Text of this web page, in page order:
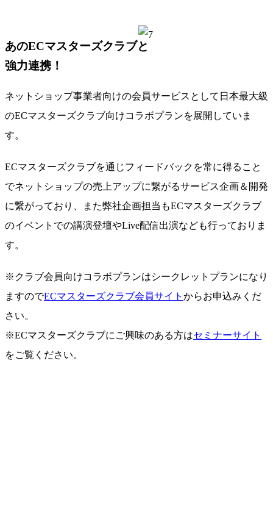
あのECマスターズクラブと
強力連携！
ネットショップ事業者向けの会員サービスとして 日本最大級
のECマスターズクラブ向けコラボプランを展開 していま
す。
ECマスターズクラブを通じフィードバックを常に得ること
でネットショップの売上アップに繋がるサービス企画＆開発
に繋がっており、また弊社企画担当もECマスターズクラブ
のイベントでの講演登壇やLive配信出演なども行っておりま
す。
※クラブ会員向けコラボプランはシークレットプランになり
ますのでECマスターズクラブ会員サイト からお申込みくだ
さい。
※ECマスターズクラブにご興味のある方はセミナーサイト
をご覧ください。